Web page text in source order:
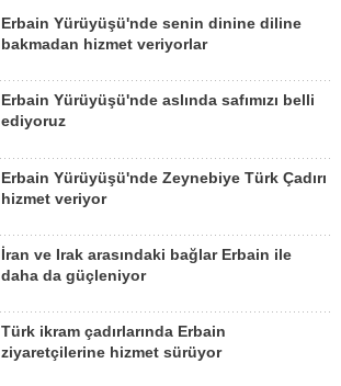
Erbain Yürüyüşü'nde senin dinine diline
bakmadan hizmet veriyorlar
Erbain Yürüyüşü'nde aslında safımızı belli
ediyoruz
Erbain Yürüyüşü'nde Zeynebiye Türk Çadırı
hizmet veriyor
İran ve Irak arasındaki bağlar Erbain ile
daha da güçleniyor
Türk ikram çadırlarında Erbain
ziyaretçilerine hizmet sürüyor